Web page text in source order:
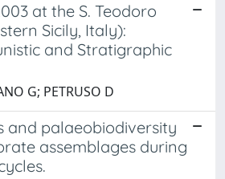
at the S. Teodoro
Sicily, Italy):
and Stratigraphic
G; PETRUSO D
and palaeobiodiversity
assemblages during